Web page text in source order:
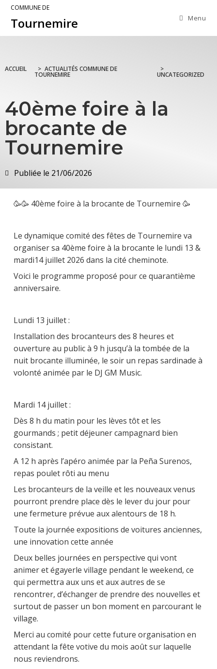
COMMUNE DE
Tournemire Menu
ACCUEIL > ACTUALITÉS COMMUNE DE
TOURNEMIRE
>
UNCATEGORIZED
40ème foire à la
brocante de
Tournemire
Publiée le 21/06/2026
🥳🥳 40ème foire à la brocante de Tournemire 🥳
Le dynamique comité des fêtes de Tournemire va
organiser sa 40ème foire à la brocante le lundi 13 &
mardi14 juillet 2026 dans la cité cheminote.
Voici le programme proposé pour ce quarantième
anniversaire.
Lundi 13 juillet :
Installation des brocanteurs des 8 heures et
ouverture au public à 9 h jusqu’à la tombée de la
nuit brocante illuminée, le soir un repas sardinade à
volonté animée par le DJ GM Music.
Mardi 14 juillet :
Dès 8 h du matin pour les lèves tôt et les
gourmands ; petit déjeuner campagnard bien
consistant.
A 12 h après l’apéro animée par la Peña Surenos,
repas poulet rôti au menu
Les brocanteurs de la veille et les nouveaux venus
pourront prendre place dès le lever du jour pour
une fermeture prévue aux alentours de 18 h.
Toute la journée expositions de voitures anciennes,
une innovation cette année
Deux belles journées en perspective qui vont
animer et égayerle village pendant le weekend, ce
qui permettra aux uns et aux autres de se
rencontrer, d’échanger de prendre des nouvelles et
surtout de passer un bon moment en parcourant le
village.
Merci au comité pour cette future organisation en
attendant la fête votive du mois août sur laquelle
nous reviendrons.